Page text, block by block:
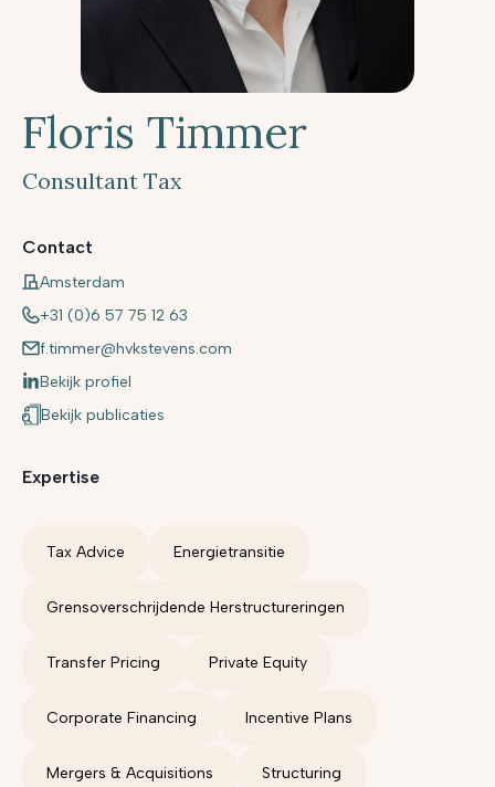
Floris Timmer
Consultant Tax
Contact
Amsterdam
+31 (0)6 57 75 12 63
f.timmer@hvkstevens.com
Bekijk profiel
Bekijk publicaties
Expertise
Tax Advice Energietransitie
Grensoverschrijdende Herstructureringen
Transfer Pricing Private Equity
Corporate Financing Incentive Plans
Mergers & Acquisitions Structuring